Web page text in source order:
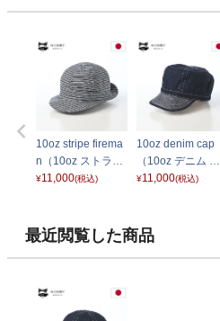
10oz stripe firema
n（10oz ストライ
プ ファイヤーマ
¥11,000(税込)
10oz denim cap
（10oz デニム キ
ャップ） インディ
¥11,000(税込)
最近閲覧した商品